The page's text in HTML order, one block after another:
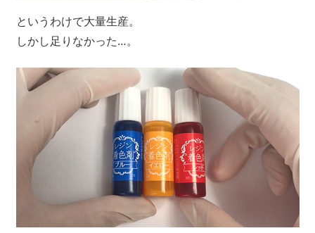
というわけで大量生産。
しかし足りなかった…。